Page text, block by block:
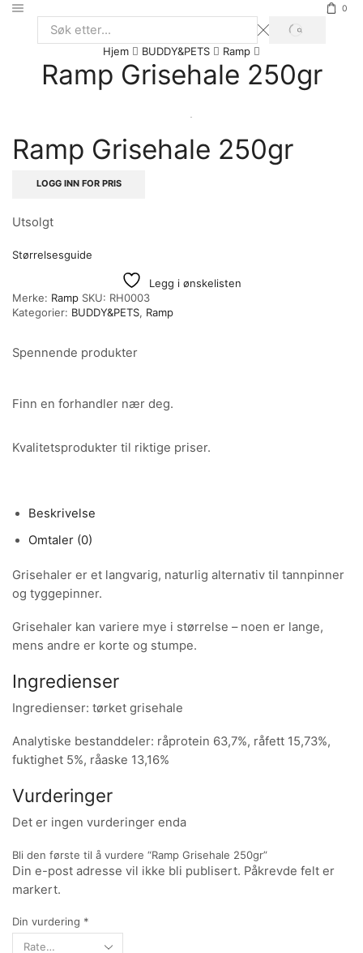
0
Search
SØK
Hjem BUDDY&PETS Ramp
Ramp Grisehale 250gr
Ramp Grisehale 250gr
LOGG INN FOR PRIS
Utsolgt
Størrelsesguide
Legg i ønskelisten
Merke: Ramp SKU: RH0003
Kategorier: BUDDY&PETS, Ramp
Spennende produkter
Finn en forhandler nær deg.
Kvalitetsprodukter til riktige priser.
Beskrivelse
Omtaler (0)
Grisehaler er et langvarig, naturlig alternativ til tannpinner
og tyggepinner.
Grisehaler kan variere mye i størrelse – noen er lange,
mens andre er korte og stumpe.
Ingredienser
Ingredienser: tørket grisehale
Analytiske bestanddeler: råprotein 63,7%, råfett 15,73%,
fuktighet 5%, råaske 13,16%
Vurderinger
Det er ingen vurderinger enda
Bli den første til å vurdere “Ramp Grisehale 250gr”
Din e-post adresse vil ikke bli publisert. Påkrevde felt er
markert.
Din vurdering *